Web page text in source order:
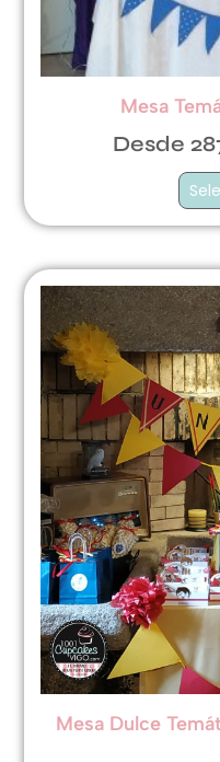
Mesa
Desde
Mesa Dulce